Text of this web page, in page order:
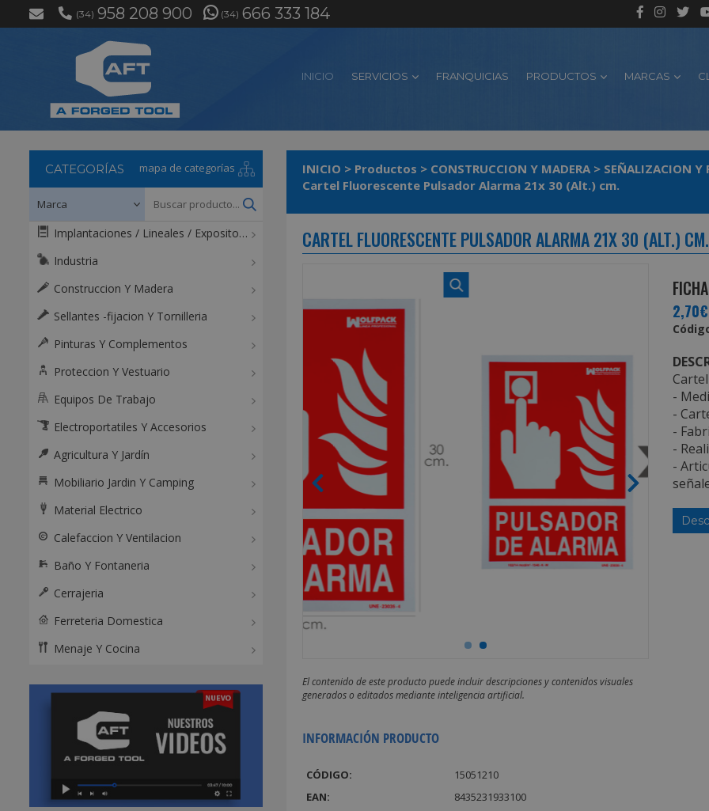
(34) 958 208 900 (34) 666 333 184
INICIO SERVICIOS FRANQUICIAS PRODUCTOS MARCAS
INICIO > Productos > CONSTRUCCION Y MADERA > SEÑALIZACION Y
Cartel Fluorescente Pulsador Alarma 21x 30 (Alt.) cm.
CARTEL FLUORESCENTE PULSADOR ALARMA 21X 30 (ALT.) CM.
El contenido de este producto puede incluir descripciones y contenidos visuales
generados o editados mediante inteligencia artificial.
INFORMACIÓN PRODUCTO
CÓDIGO:
15051210
EAN:
8435231933100
2,70€
-
-
-
-
-
CATEGORÍAS mapa de categorías
Implantaciones / Lineales / Expositores / Mostradores
Industria
Construccion Y Madera
Sellantes -fijacion Y Tornilleria
Pinturas Y Complementos
Proteccion Y Vestuario
Equipos De Trabajo
Electroportatiles Y Accesorios
Agricultura Y Jardín
Mobiliario Jardin Y Camping
Material Electrico
Calefaccion Y Ventilacion
Baño Y Fontaneria
Cerrajeria
Ferreteria Domestica
Menaje Y Cocina